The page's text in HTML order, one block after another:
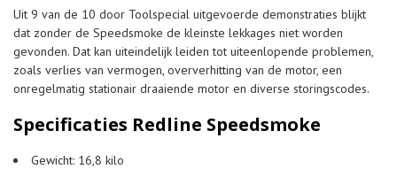
Uit 9 van de 10 door Toolspecial uitgevoerde demonstraties blijkt
dat zonder de Speedsmoke de kleinste lekkages niet worden
gevonden. Dat kan uiteindelijk leiden tot uiteenlopende problemen,
zoals verlies van vermogen, oververhitting van de motor, een
onregelmatig stationair draaiende motor en diverse storingscodes.
Specificaties Redline Speedsmoke
Gewicht: 16,8 kilo